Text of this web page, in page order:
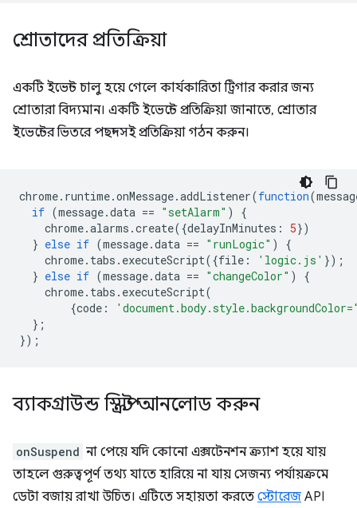
শ্রোতাদের প্রতিক্রিয়া
একটি ইভেন্ট চালু হয়ে গেলে কার্যকারিতা ট্রিগার করার জন্য
শ্রোতারা বিদ্যমান। একটি ইভেন্টে প্রতিক্রিয়া জানাতে, শ্রোতার
ইভেন্টের ভিতরে পছন্দসই প্রতিক্রিয়া গঠন করুন।
chrome. runtime.onMessage.addListener(function(
if (message.data == "setAlarm" )
{
chrome.alarms .create({delayInMinutes : 5})
} else if (message.data == "runLogic" )
{
chrome. tabs . executeScript({file : 'logic.js' });
} else if (message.data == "changeColor" )
{
chrome. tabs . executeScript(
{code :
};
});
ব্যাকগ্রাউন্ড স্ক্রিপ্ট আনলোড করুন
onSuspend না পেয়ে যদি কোনো এক্সটেনশন ক্র্যাশ হয়ে যায়
তাহলে গুরুত্বপূর্ণ তথ্য যাতে হারিয়ে না যায় সেজন্য পর্যায়ক্রমে
ডেটা বজায় রাখা উচিত। এটিতে সহায়তা করতে স্টোরেজ API